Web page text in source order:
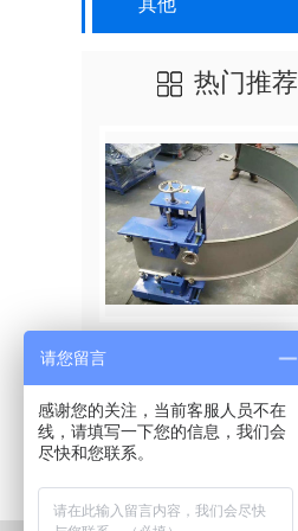
其他
热门推荐
请您留言
感谢您的关注，当前客服人员不在
线，请填写一下您的信息，我们会
尽快和您联系。